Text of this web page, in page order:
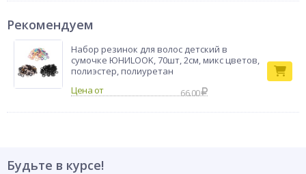
Рекомендуем
Набор резинок для волос детский в
сумочке ЮНИLOOK, 70шт, 2см, микс цветов,
полиэстер, полиуретан
66.00
Будьте в курсе!